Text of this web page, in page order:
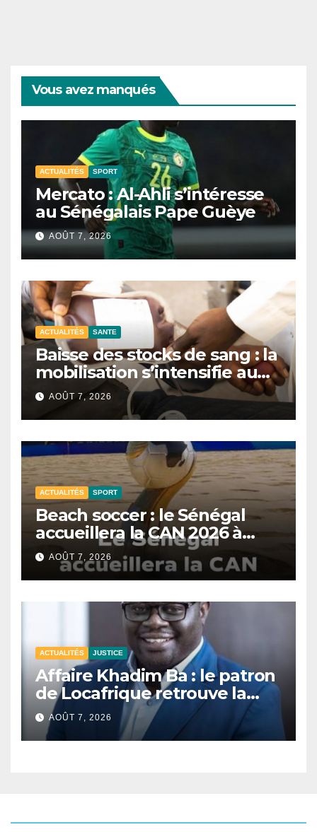
Vous avez manqués
ACTUALITÉS SPORT
Mercato : Al-Ahli s’intéresse
au Sénégalais Pape Guèye
AOÛT 7, 2026
ACTUALITÉS SANTE
Baisse des stocks de sang : la
mobilisation s’intensifie au
CNTS de Dakar.
AOÛT 7, 2026
ACTUALITÉS SPORT
Beach soccer : le Sénégal
accueillera la CAN 2026 à
Dakar.
AOÛT 7, 2026
ACTUALITÉS JUSTICE
Affaire Khadim Ba : le patron
de Locafrique retrouve la
liberté.
AOÛT 7, 2026